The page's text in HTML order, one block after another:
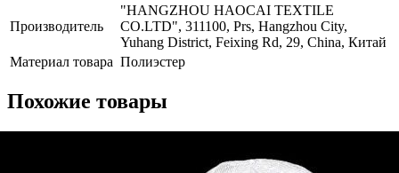
Производитель
"HANGZHOU HAOCAI TEXTILE
CO.LTD", 311100, Prs, Hangzhou City,
Yuhang District, Feixing Rd, 29, China, Китай
Материал товара Полиэстер
Похожие товары